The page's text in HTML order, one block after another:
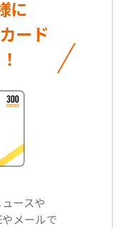
に
ード
ースや
メールで